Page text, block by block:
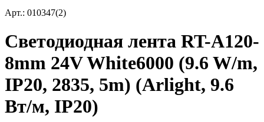
Арт.: 010347(2)
Светодиодная лента RT-A120-
8mm 24V White6000 (9.6 W/m,
IP20, 2835, 5m) (Arlight, 9.6
Вт/м, IP20)